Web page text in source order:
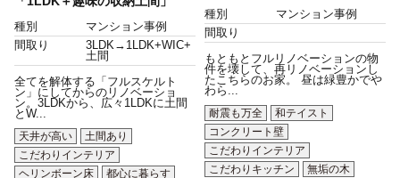
種別
マンション事例
間取り
3LDK→1LDK+WIC+
土間
全てを解体する「フルスケルト
ン」にしてからのリノベーショ
ン。3LDKから、広々1LDKに土間
とW...
天井が高い
土間あり
こだわりインテリア
ヘリンボーン床
都心に暮らす
種別
マンション事例
間取り
もともとフルリノベーションの物
件を壊して、再リノベーションし
たこちらのお家。 昼は緑豊かでや
わら...
耐震も万全
和テイスト
コンクリート壁
こだわりインテリア
こだわりキッチン
無垢の木